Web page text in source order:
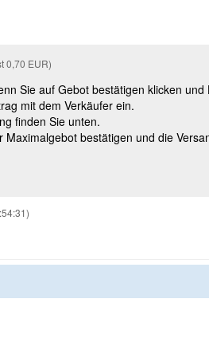
0,70 EUR)
Sie auf Gebot bestätigen klicken
mit dem Verkäufer ein.
finden Sie unten.
bestätigen und die